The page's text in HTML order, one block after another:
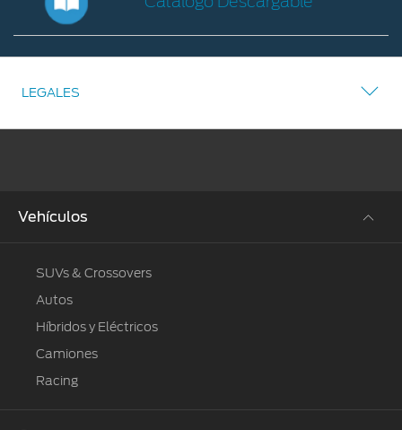
LEGALES
Vehículos
SUVs & Crossovers
Autos
Híbridos y Eléctricos
Camiones
Racing